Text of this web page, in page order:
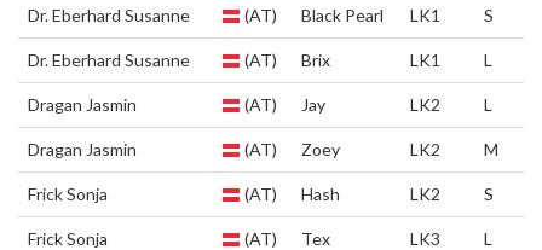
Dr. Eberhard Susanne (AT) Black Pearl LK1 S
Dr. Eberhard Susanne (AT) Brix LK1 L
Dragan Jasmin (AT) Jay LK2 L
Dragan Jasmin (AT) Zoey LK2 M
Frick Sonja (AT) Hash LK2 S
Frick Sonja (AT) Tex LK3 L